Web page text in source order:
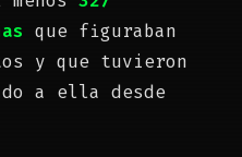
que figuraban
y que tuvieron
a ella desde